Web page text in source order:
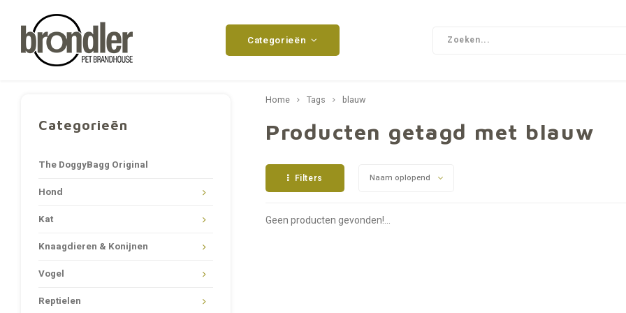
Categorieën
Categorieën
The DoggyBagg Original
Hond
Kat
Knaagdieren & Konijnen
Vogel
Reptielen
Home Tags blauw
Producten getagd met blauw
Filters Naam oplopend
Geen producten gevonden!...